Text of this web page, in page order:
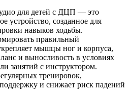
для детей с ДЦП — это
устройство, созданное для
навыков ходьбы.
правильный
мышцы ног и корпуса,
и выносливость в условиях
занятий с инструктором.
тренировок,
и снижает риск падений